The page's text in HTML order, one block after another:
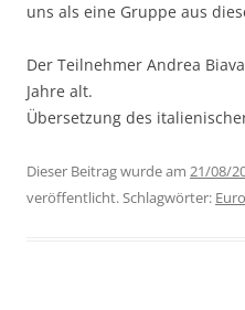
uns als eine Gruppe aus
Der Teilnehmer Andrea
Jahre alt.
Übersetzung des
Dieser Beitrag wurde am 21/08/
veröffentlicht. Schlagwörter: